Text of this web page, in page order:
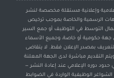
وإعلانية مستقلة مخصصة لنشر
الرسمية والخاصة بموجب ترخيص
التوسط في التوظيف أو جمع السير
جهة حكومية أو خاصة، وجميع الأسماء
بمصدر الإعلان فقط. لا يتقاضى
التقديم مباشرة لدى الجهة المعلنة
حدود دوره الإعلامي عند إعادة النشر —
الوظيفية الواردة في الضوابط